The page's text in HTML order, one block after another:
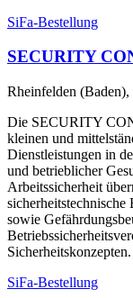
SiFa-Bestellung
SECURITY
Rheinfelden (Baden),
Die SECURITY
kleinen und
Dienstleistungen in
und betrieblicher
Arbeitssicherheit
sicherheitstechnische
sowie
Sicherheitskonzepten.
SiFa-Bestellung